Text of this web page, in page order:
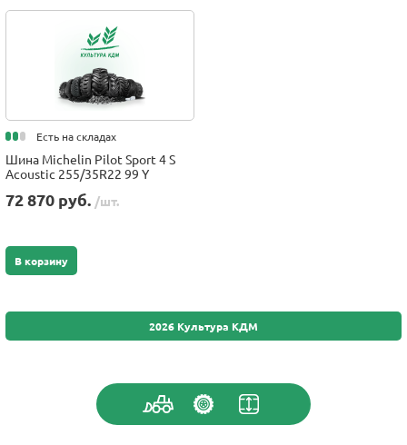
Есть на складах
Шина Michelin Pilot Sport 4 S
Acoustic 255/35R22 99 Y
72 870 руб. /шт.
В корзину
2026 Культура КДМ